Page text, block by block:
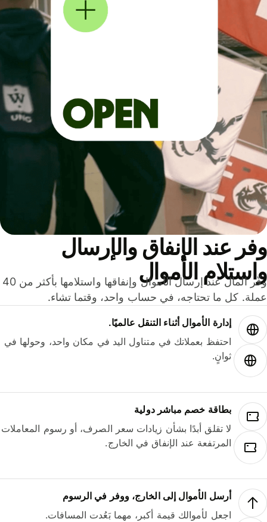
عند الإنفاق والإرسال
الأموال
وفّر المال عند إرسال الأموال وإنفاقها واستلامها بأكثر من 40
كل ما تحتاجه، في حساب واحد، وقتما تشاء.
إدارة الأموال أثناء التنقل عالميًا.
احتفظ بعملاتك في متناول اليد في مكان واحد، وحولها في
ثوانٍ.
بطاقة خصم مباشر دولية
لا تقلق أبدًا بشأن زيادات سعر الصرف، أو رسوم المعاملات
المرتفعة عند الإنفاق في الخارج.
أرسل الأموال إلى الخارج، ووفر في الرسوم
اجعل لأموالك قيمة أكبر، مهما بَعُدت المسافات.